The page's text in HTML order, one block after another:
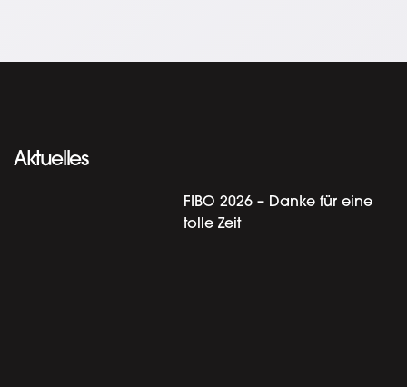
Aktuelles
FIBO 2026 – Danke für eine
tolle Zeit